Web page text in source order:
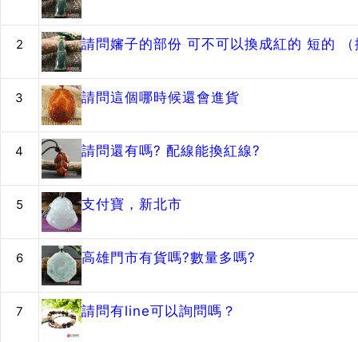
2 請問嬸子的部份 可不可以換成紅的 短的
3 請問這個哪時候還會進貨
4 請問還有嗎? 配線能換紅線?
5 支付寶，新北市
6 高雄門市有貨嗎?數量多嗎?
7 請問有line可以詢問嗎？